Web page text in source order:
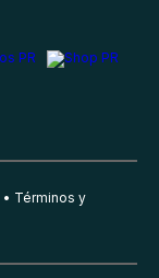
Términos y